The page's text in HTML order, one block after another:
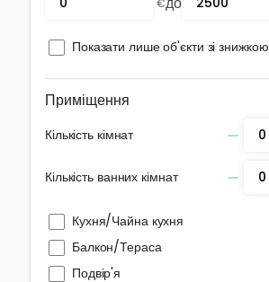
Показати лише об'єкти зі знижкою
Приміщення
Кількість кімнат
Кількість ванних кімнат
Кухня/Чайна кухня
Балкон/Тераса
Подвір'я